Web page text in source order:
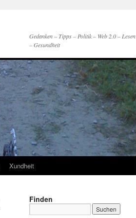
Gedanken – Tipps – Politik – Web 2.0 – Lesen
– Gesundheit
Xundheit
Finden